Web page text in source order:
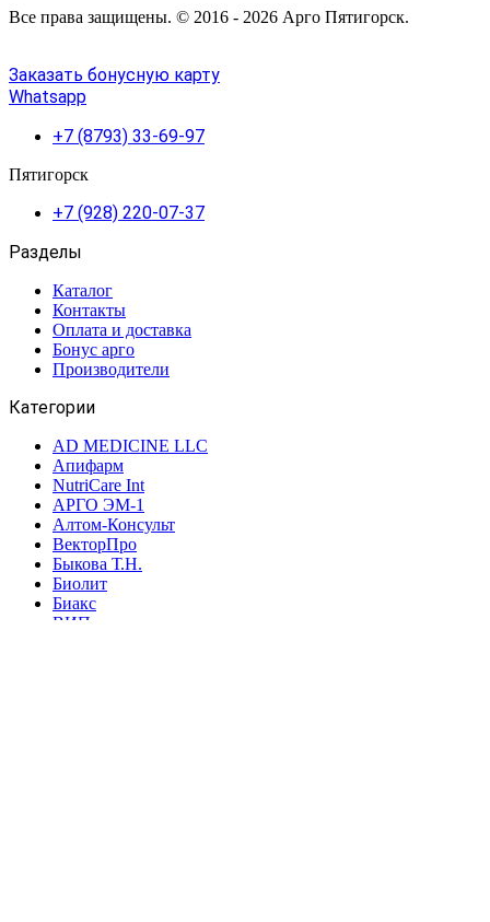
Все права защищены. © 2016 - 2026 Арго Пятигорск.
Заказать бонусную карту
Whatsapp
+7 (8793) 33-69-97
Пятигорск
+7 (928) 220-07-37
Разделы
Каталог
Контакты
Оплата и доставка
Бонус арго
Производители
Категории
AD MEDICINE LLC
Апифарм
NutriCare Int
АРГО ЭМ-1
Алтом-Консульт
ВекторПро
Быкова Т.Н.
Биолит
Биакс
ВИП